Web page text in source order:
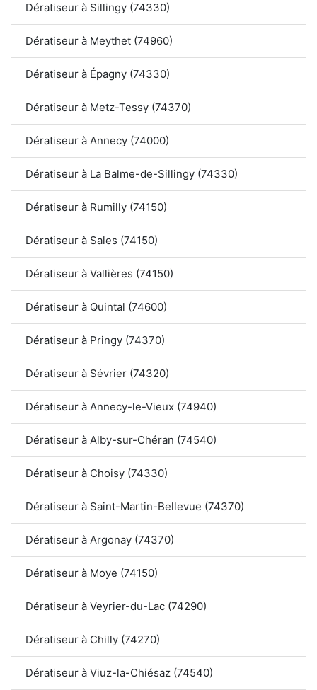
Dératiseur à Sillingy (74330)
Dératiseur à Meythet (74960)
Dératiseur à Épagny (74330)
Dératiseur à Metz-Tessy (74370)
Dératiseur à Annecy (74000)
Dératiseur à La Balme-de-Sillingy (74330)
Dératiseur à Rumilly (74150)
Dératiseur à Sales (74150)
Dératiseur à Vallières (74150)
Dératiseur à Quintal (74600)
Dératiseur à Pringy (74370)
Dératiseur à Sévrier (74320)
Dératiseur à Annecy-le-Vieux (74940)
Dératiseur à Alby-sur-Chéran (74540)
Dératiseur à Choisy (74330)
Dératiseur à Saint-Martin-Bellevue (74370)
Dératiseur à Argonay (74370)
Dératiseur à Moye (74150)
Dératiseur à Veyrier-du-Lac (74290)
Dératiseur à Chilly (74270)
Dératiseur à Viuz-la-Chiésaz (74540)